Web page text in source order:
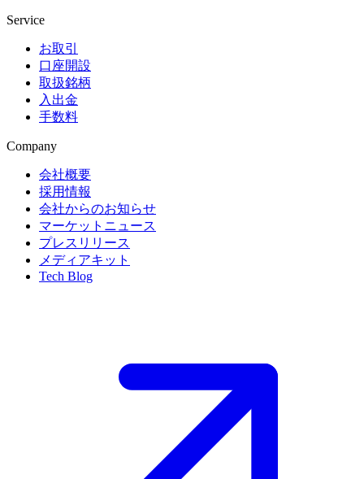
Service
お取引
口座開設
取扱銘柄
入出金
手数料
Company
会社概要
採用情報
会社からのお知らせ
マーケットニュース
プレスリリース
メディアキット
Tech Blog